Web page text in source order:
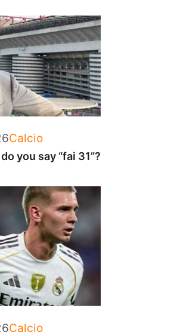
Categorie
Calcio
you say “fai 31”?
Categorie
Calcio